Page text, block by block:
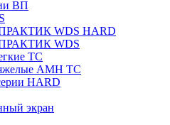
ВП
ПРАКТИК WDS HARD
ПРАКТИК WDS
ТС
AMH TC
HARD
экран